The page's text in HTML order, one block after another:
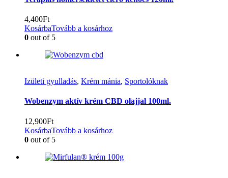
4,400Ft
KosárbaTovább a kosárhoz
0 out of 5
Izületi gyulladás, Krém mánia, Sportolóknak
Wobenzym aktív krém CBD olajjal 100ml.
12,900Ft
KosárbaTovább a kosárhoz
0 out of 5